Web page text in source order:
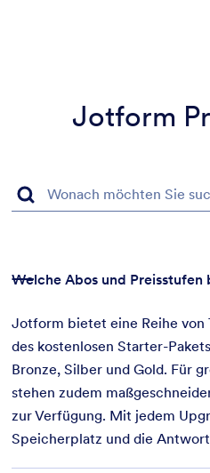
Jotform
Welche Abos und
Jotform bietet eine Reihe von
des kostenlosen Starter-
Bronze, Silber und Gold. Für
stehen zudem
zur Verfügung. Mit jedem
Speicherplatz und die